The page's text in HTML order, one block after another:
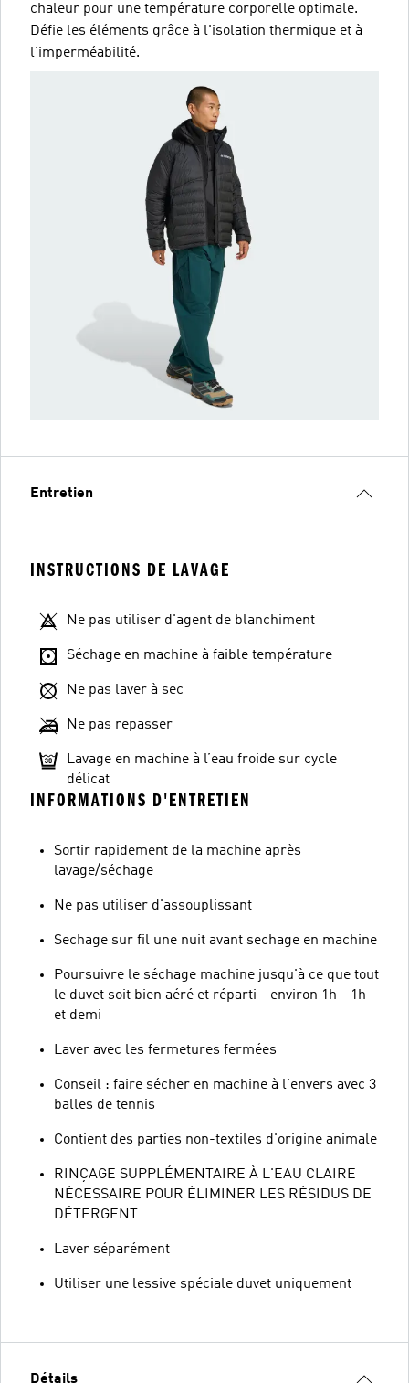
chaleur pour une température corporelle optimale.
Défie les éléments grâce à l'isolation thermique et à
l'imperméabilité.
Entretien
INSTRUCTIONS DE LAVAGE
Ne pas utiliser d'agent de blanchiment
Séchage en machine à faible température
Ne pas laver à sec
Ne pas repasser
Lavage en machine à l’eau froide sur cycle
délicat
INFORMATIONS D'ENTRETIEN
Sortir rapidement de la machine après
lavage/séchage
Ne pas utiliser d'assouplissant
Sechage sur fil une nuit avant sechage en machine
Poursuivre le séchage machine jusqu'à ce que tout
le duvet soit bien aéré et réparti - environ 1h - 1h
et demi
Laver avec les fermetures fermées
Conseil : faire sécher en machine à l'envers avec 3
balles de tennis
Contient des parties non-textiles d'origine animale
RINÇAGE SUPPLÉMENTAIRE À L'EAU CLAIRE
NÉCESSAIRE POUR ÉLIMINER LES RÉSIDUS DE
DÉTERGENT
Laver séparément
Utiliser une lessive spéciale duvet uniquement
Détails